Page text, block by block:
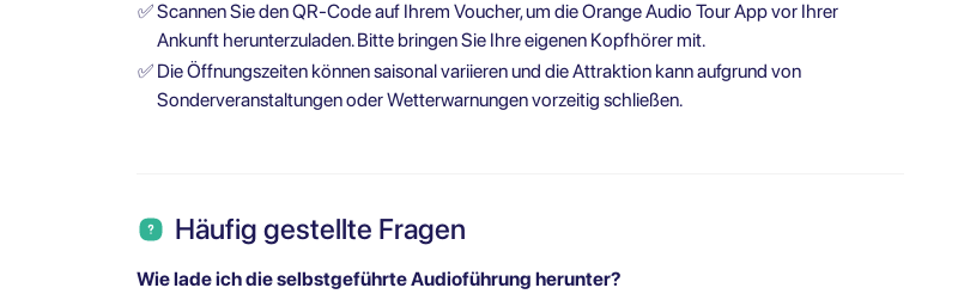
✅Scannen Sie den QR-Code auf Ihrem Voucher, um die Orange Audio Tour App vor Ihrer
Ankunft herunterzuladen. Bitte bringen Sie Ihre eigenen Kopfhörer mit.
✅ Die Öffnungszeiten können saisonal variieren und die Attraktion kann aufgrund von
Sonderveranstaltungen oder Wetterwarnungen vorzeitig schließen.
Häufig gestellte Fragen
Wie lade ich die selbstgeführte Audioführung herunter?